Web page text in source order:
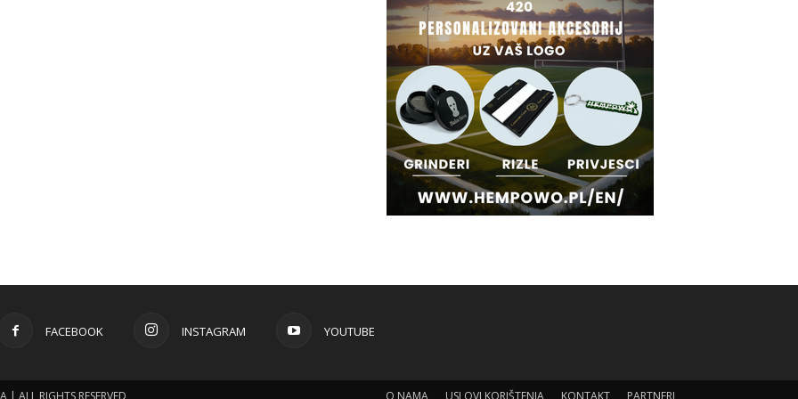
FACEBOOK INSTAGRAM YOUTUBE
O NAMA USLOVI KORIŠTENJA KONTAKT PARTNERI
ALL RIGHTS RESERVED